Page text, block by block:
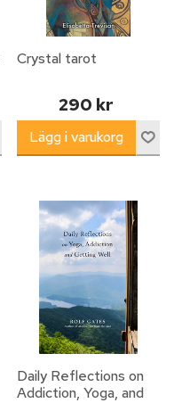
Crystal tarot
290 kr
Daily Reflections on
Addiction, Yoga, and